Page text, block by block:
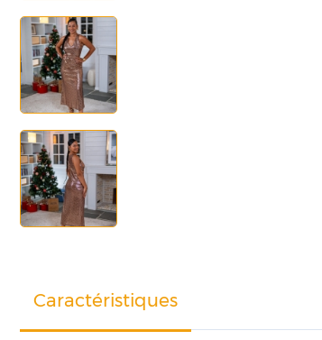
Caractéristiques